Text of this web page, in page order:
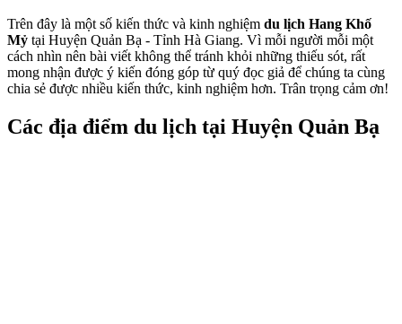
Trên đây là một số kiến thức và kinh nghiệm du lịch Hang Khố
Mỷ tại Huyện Quản Bạ - Tỉnh Hà Giang. Vì mỗi người mỗi một
cách nhìn nên bài viết không thể tránh khỏi những thiếu sót, rất
mong nhận được ý kiến đóng góp từ quý đọc giả để chúng ta cùng
chia sẻ được nhiều kiến thức, kinh nghiệm hơn. Trân trọng cảm ơn!
Các địa điểm du lịch tại Huyện Quản Bạ